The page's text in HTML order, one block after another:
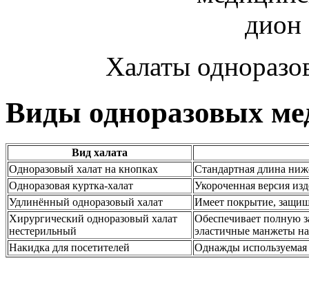
Халаты
Виды одноразовых
Вид халата
Одноразовый халат на кнопках
Стандартная длина
Одноразовая куртка-халат
Укороченная версия
Удлинённый одноразовый халат
Имеет покрытие,
Хирургический одноразовый халат
нестерильный
Обеспечивает полную
эластичные манжеты
Накидка для посетителей
Однажды используемая